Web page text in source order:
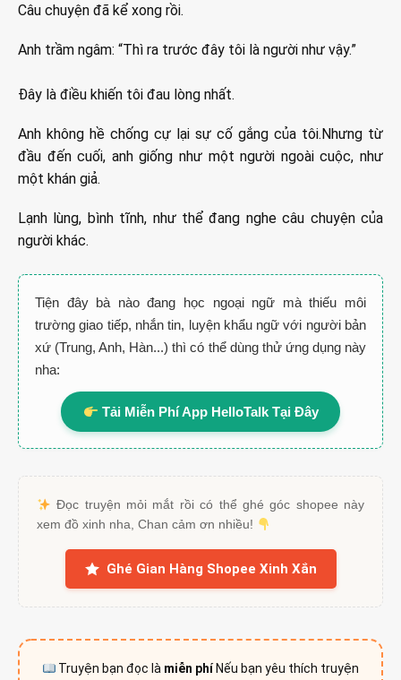
Câu chuyện đã kể xong rồi.
Anh trầm ngâm: “Thì ra trước đây tôi là người như vậy.”
Đây là điều khiến tôi đau lòng nhất.
Anh không hề chống cự lại sự cố gắng của tôi.Nhưng từ
đầu đến cuối, anh giống như một người ngoài cuộc, như
một khán giả.
Lạnh lùng, bình tĩnh, như thể đang nghe câu chuyện của
người khác.
Tiện đây bà nào đang học ngoại ngữ mà thiếu môi
trường giao tiếp, nhắn tin, luyện khẩu ngữ với người bản
xứ (Trung, Anh, Hàn...) thì có thể dùng thử ứng dụng này
nha:
Tải Miễn Phí App HelloTalk Tại Đây
Đọc truyện mỏi mắt rồi có thể ghé góc shopee này
xem đồ xinh nha, Chan cảm ơn nhiều!
Ghé Gian Hàng Shopee Xinh Xắn
Truyện bạn đọc là miễn phíNếu bạn yêu thích truyện